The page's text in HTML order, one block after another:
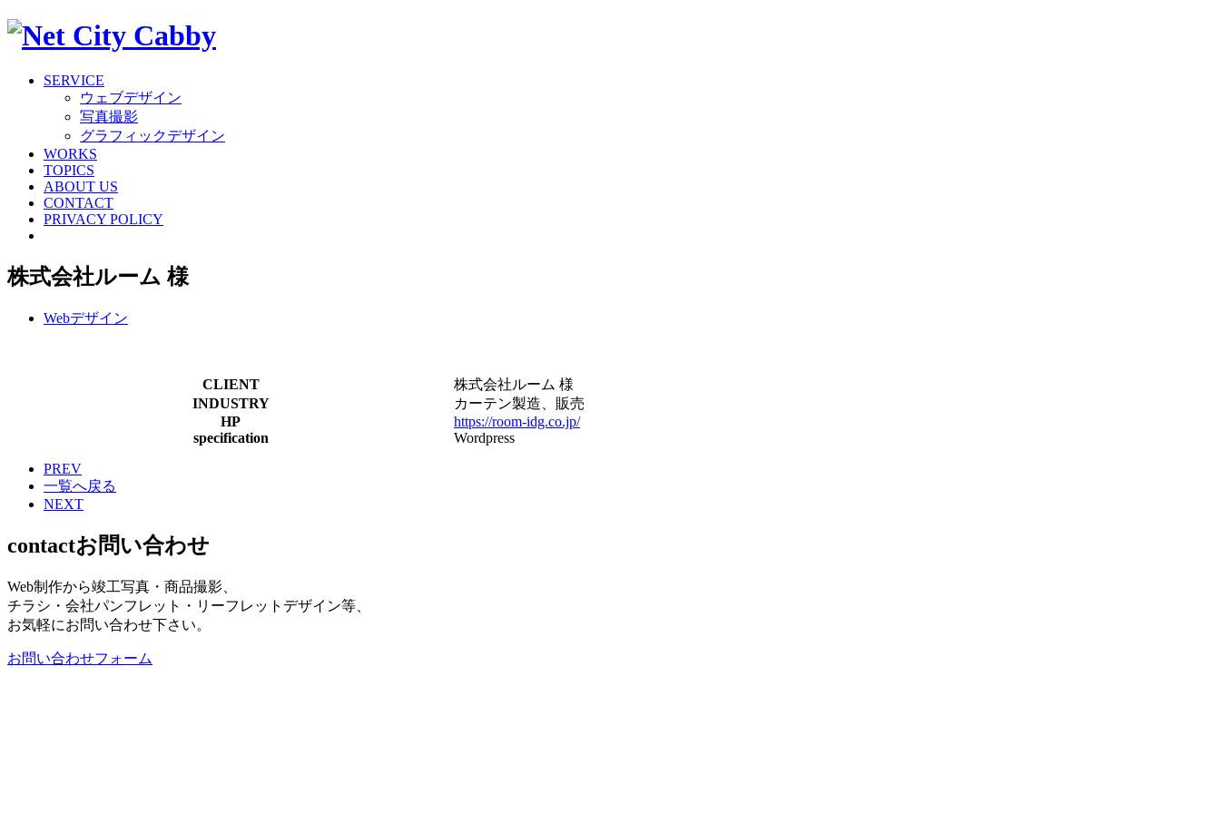
SERVICE
ウェブデザイン
写真撮影
グラフィックデザイン
WORKS
TOPICS
ABOUT US
CONTACT
PRIVACY POLICY
株式会社ルーム 様
Webデザイン
CLIENT
株式会社ルーム 様
INDUSTRY
カーテン製造、販売
HP
https://room-idg.co.jp/
specification
Wordpress
PREV
一覧へ戻る
NEXT
contactお問い合わせ
Web制作から竣工写真・商品撮影、
チラシ・会社パンフレット・リーフレットデザイン等、
お気軽にお問い合わせ下さい。
お問い合わせフォーム